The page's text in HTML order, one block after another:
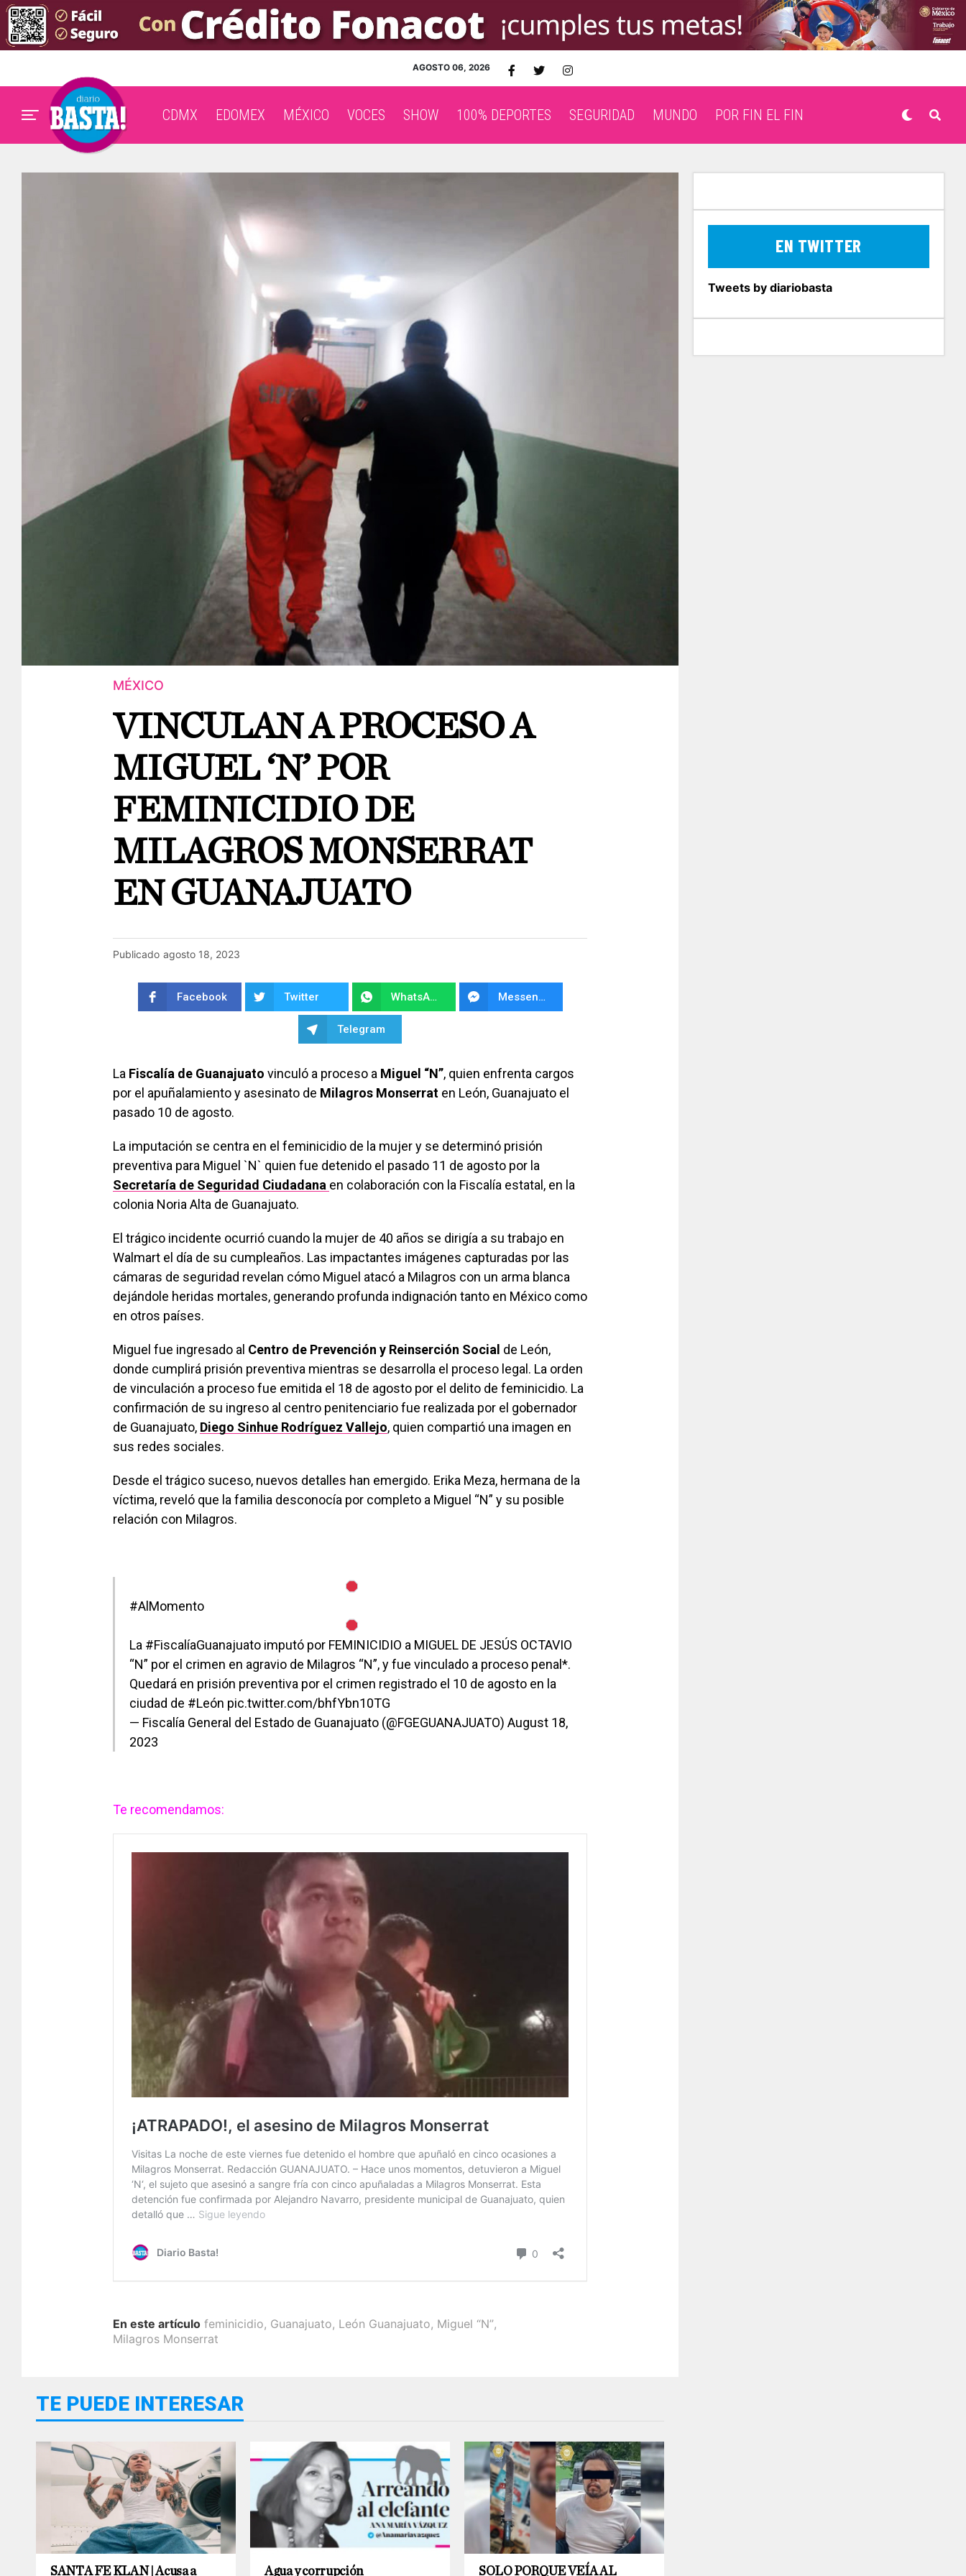
AGOSTO 06, 2026
CDMX EDOMEX MÉXICO VOCES SHOW 100% DEPORTES SEGURIDAD MUNDO POR FIN EL FIN
MÉXICO
VINCULAN A PROCESO A
MIGUEL ‘N’ POR
FEMINICIDIO DE
MILAGROS MONSERRAT
EN GUANAJUATO
Publicado agosto 18, 2023
Facebook Twitter WhatsApp Messenger
Telegram
La Fiscalía de Guanajuato vinculó a proceso a Miguel “N”, quien enfrenta cargos
por el apuñalamiento y asesinato de Milagros Monserrat en León, Guanajuato el
pasado 10 de agosto.
La imputación se centra en el feminicidio de la mujer y se determinó prisión
preventiva para Miguel `N` quien fue detenido el pasado 11 de agosto por la
Secretaría de Seguridad Ciudadana en colaboración con la Fiscalía estatal, en la
colonia Noria Alta de Guanajuato.
El trágico incidente ocurrió cuando la mujer de 40 años se dirigía a su trabajo en
Walmart el día de su cumpleaños. Las impactantes imágenes capturadas por las
cámaras de seguridad revelan cómo Miguel atacó a Milagros con un arma blanca
dejándole heridas mortales, generando profunda indignación tanto en México como
en otros países.
Miguel fue ingresado al Centro de Prevención y Reinserción Social de León,
donde cumplirá prisión preventiva mientras se desarrolla el proceso legal. La orden
de vinculación a proceso fue emitida el 18 de agosto por el delito de feminicidio. La
confirmación de su ingreso al centro penitenciario fue realizada por el gobernador
de Guanajuato, Diego Sinhue Rodríguez Vallejo, quien compartió una imagen en
sus redes sociales.
Desde el trágico suceso, nuevos detalles han emergido. Erika Meza, hermana de la
víctima, reveló que la familia desconocía por completo a Miguel “N” y su posible
relación con Milagros.
#AlMomento
La #FiscalíaGuanajuato imputó por FEMINICIDIO a MIGUEL DE JESÚS OCTAVIO
“N” por el crimen en agravio de Milagros “N”, y fue vinculado a proceso penal*.
Quedará en prisión preventiva por el crimen registrado el 10 de agosto en la
ciudad de #León pic.twitter.com/bhfYbn10TG
— Fiscalía General del Estado de Guanajuato (@FGEGUANAJUATO) August 18,
2023
Te recomendamos:
En este artículo feminicidio, Guanajuato, León Guanajuato, Miguel “N”,
Milagros Monserrat
TE PUEDE INTERESAR
SANTA FE KLAN | Acusa a Agua y corrupción SOLO PORQUE VEÍA AL
EN TWITTER
Tweets by diariobasta